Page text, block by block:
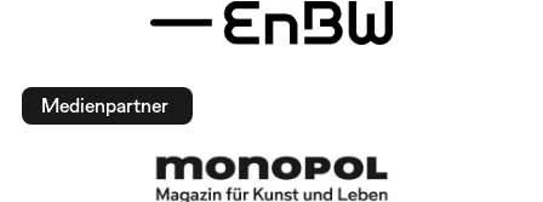
Medienpartner